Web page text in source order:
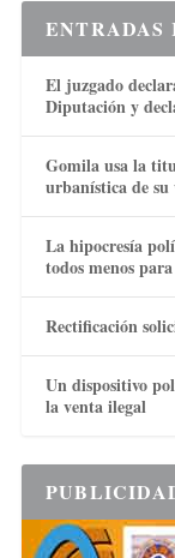
ENTRADAS
El juzgado
Diputación y
Gomila usa la
urbanística de
La hipocresía
todos menos
Rectificación
Un dispositivo
la venta ilegal